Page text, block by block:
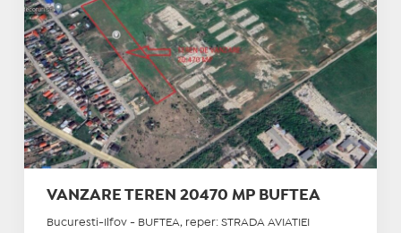
VANZARE TEREN 20470 MP BUFTEA
Bucuresti-Ilfov - BUFTEA, reper: STRADA AVIATIEI